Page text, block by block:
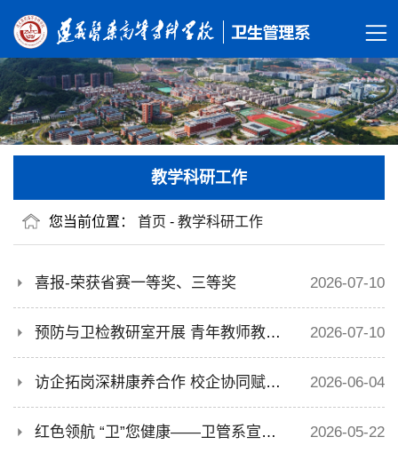
教学科研工作
您当前位置： 首页 - 教学科研工作
2026-07-10
喜报-荣获省赛一等奖、三等奖
2026-07-10
预防与卫检教研室开展 青年教师教学培育专题活动
2026-06-04
访企拓岗深耕康养合作 校企协同赋能人才培养
2026-05-22
红色领航 “卫”您健康——卫管系宣讲队走进全民营养周，传递科学膳食新风尚